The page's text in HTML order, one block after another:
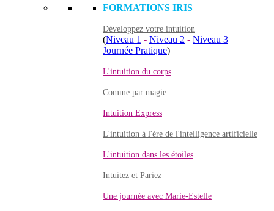
FORMATIONS IRIS
Développez votre intuition
(Niveau 1 - Niveau 2 - Niveau 3
Journée Pratique)
L'intuition du corps
Comme par magie
Intuition Express
L'intuition à l'ère de l'intelligence artificielle
L'intuition dans les étoiles
Intuitez et Pariez
Une journée avec Marie-Estelle